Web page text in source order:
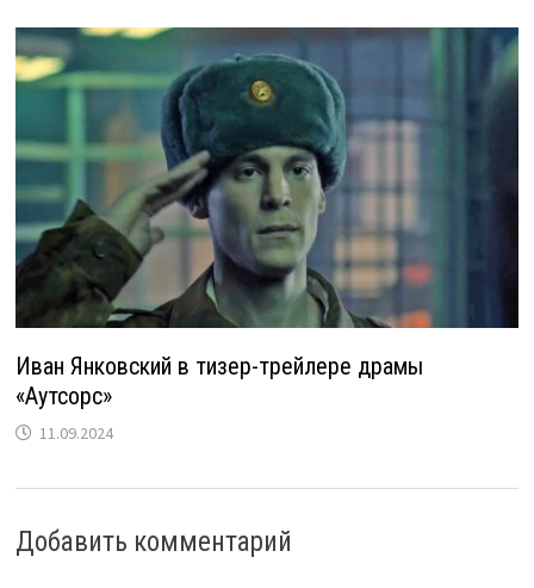
Иван Янковский в тизер-трейлере драмы
«Аутсорс»
11.09.2024
Добавить комментарий